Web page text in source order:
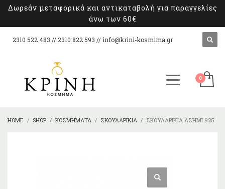
Δωρεάν μεταφορικά και αντικαταβολή για παραγγελίες
άνω των 60€
2310 522 483 // 2310 822 593 // info@krini-kosmima.gr
HOME SHOP ΚΟΣΜΉΜΑΤΑ ΣΚΟΥΛΑΡΊΚΙΑ ΣΚΟΥΛΑΡΊΚΙΑ ΑΣΉΜΙ 925